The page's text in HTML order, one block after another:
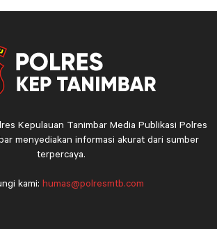
Kepulauan Tanimbar Media Publikasi Polres
menyediakan informasi akurat dari sumber
terpercaya.
kami: humas@polresmtb.com